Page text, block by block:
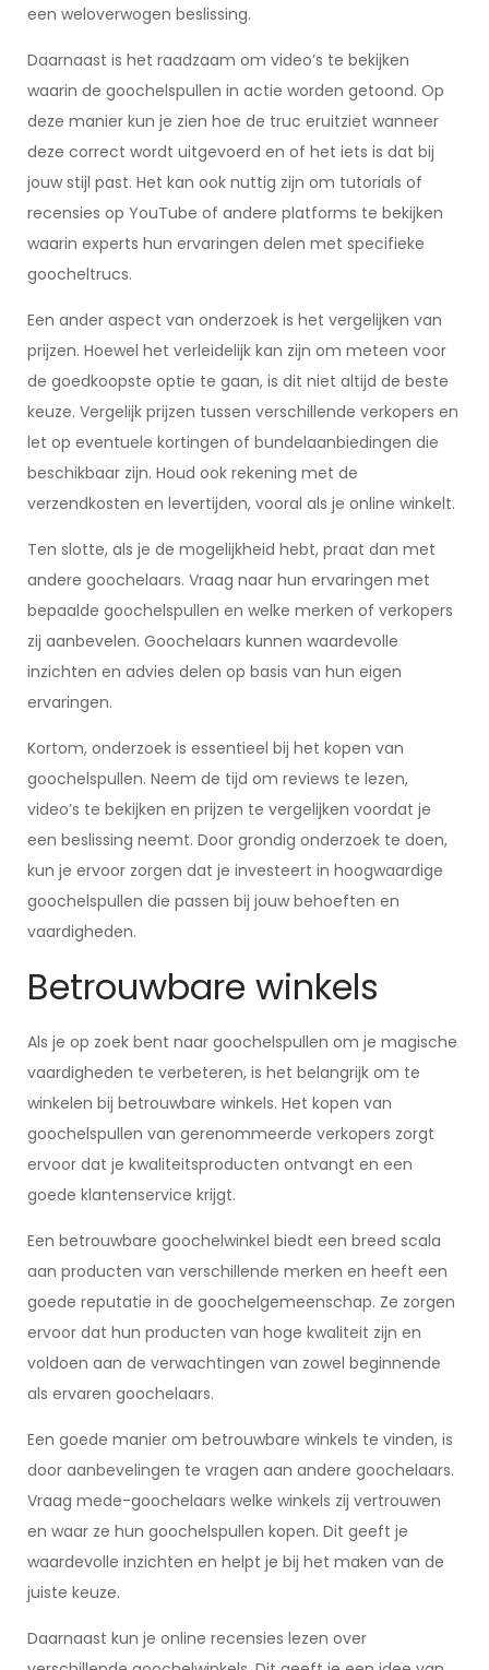
een weloverwogen beslissing.
Daarnaast is het raadzaam om video’s te bekijken
waarin de goochelspullen in actie worden getoond. Op
deze manier kun je zien hoe de truc eruitziet wanneer
deze correct wordt uitgevoerd en of het iets is dat bij
jouw stijl past. Het kan ook nuttig zijn om tutorials of
recensies op YouTube of andere platforms te bekijken
waarin experts hun ervaringen delen met specifieke
goocheltrucs.
Een ander aspect van onderzoek is het vergelijken van
prijzen. Hoewel het verleidelijk kan zijn om meteen voor
de goedkoopste optie te gaan, is dit niet altijd de beste
keuze. Vergelijk prijzen tussen verschillende verkopers en
let op eventuele kortingen of bundelaanbiedingen die
beschikbaar zijn. Houd ook rekening met de
verzendkosten en levertijden, vooral als je online winkelt.
Ten slotte, als je de mogelijkheid hebt, praat dan met
andere goochelaars. Vraag naar hun ervaringen met
bepaalde goochelspullen en welke merken of verkopers
zij aanbevelen. Goochelaars kunnen waardevolle
inzichten en advies delen op basis van hun eigen
ervaringen.
Kortom, onderzoek is essentieel bij het kopen van
goochelspullen. Neem de tijd om reviews te lezen,
video’s te bekijken en prijzen te vergelijken voordat je
een beslissing neemt. Door grondig onderzoek te doen,
kun je ervoor zorgen dat je investeert in hoogwaardige
goochelspullen die passen bij jouw behoeften en
vaardigheden.
Betrouwbare winkels
Als je op zoek bent naar goochelspullen om je magische
vaardigheden te verbeteren, is het belangrijk om te
winkelen bij betrouwbare winkels. Het kopen van
goochelspullen van gerenommeerde verkopers zorgt
ervoor dat je kwaliteitsproducten ontvangt en een
goede klantenservice krijgt.
Een betrouwbare goochelwinkel biedt een breed scala
aan producten van verschillende merken en heeft een
goede reputatie in de goochelgemeenschap. Ze zorgen
ervoor dat hun producten van hoge kwaliteit zijn en
voldoen aan de verwachtingen van zowel beginnende
als ervaren goochelaars.
Een goede manier om betrouwbare winkels te vinden, is
door aanbevelingen te vragen aan andere goochelaars.
Vraag mede-goochelaars welke winkels zij vertrouwen
en waar ze hun goochelspullen kopen. Dit geeft je
waardevolle inzichten en helpt je bij het maken van de
juiste keuze.
Daarnaast kun je online recensies lezen over